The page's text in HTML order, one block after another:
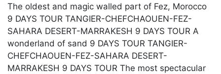
The oldest and magic walled part of Fez, Morocco
9 DAYS TOUR TANGIER-CHEFCHAOUEN-FEZ-
SAHARA DESERT-MARRAKESH 9 DAYS TOUR A
wonderland of sand 9 DAYS TOUR TANGIER-
CHEFCHAOUEN-FEZ-SAHARA DESERT-
MARRAKESH 9 DAYS TOUR The most spectacular